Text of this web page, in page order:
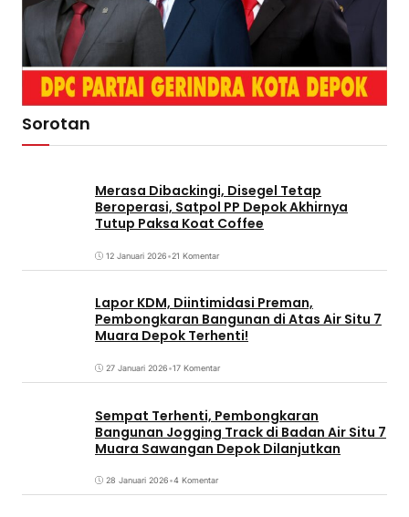
Sorotan
Merasa Dibackingi, Disegel Tetap
Beroperasi, Satpol PP Depok Akhirnya
Tutup Paksa Koat Coffee
12 Januari 2026•21 Komentar
Lapor KDM, Diintimidasi Preman,
Pembongkaran Bangunan di Atas Air Situ 7
Muara Depok Terhenti!
27 Januari 2026•17 Komentar
Sempat Terhenti, Pembongkaran
Bangunan Jogging Track di Badan Air Situ 7
Muara Sawangan Depok Dilanjutkan
28 Januari 2026•4 Komentar